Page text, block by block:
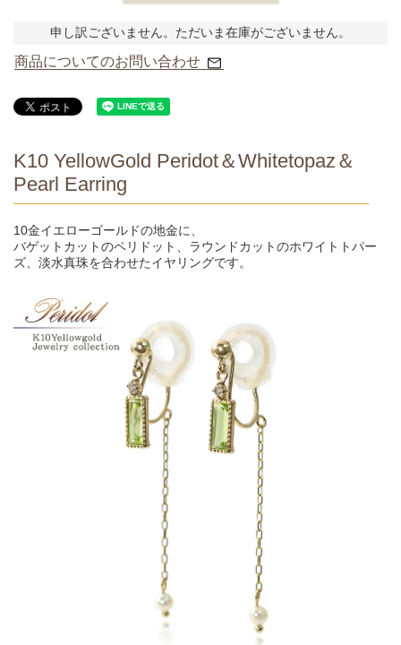
申し訳ございません。ただいま在庫がございません。
商品についてのお問い合わせ
K10 YellowGold Peridot＆Whitetopaz＆
Pearl Earring
10金イエローゴールドの地金に、
バゲットカットのペリドット、ラウンドカットのホワイトトパー
ズ、淡水真珠を合わせたイヤリングです。